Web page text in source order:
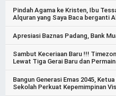
Pindah Agama ke Kristen, Ibu
Alquran yang Saya Baca berganti
Apresiasi Baznas Padang, Bank
Sambut Keceriaan Baru !!!
Lewat Tiga Gerai Baru dan
Bangun Generasi Emas 2045,
Sekolah Perkuat Kepemimpinan